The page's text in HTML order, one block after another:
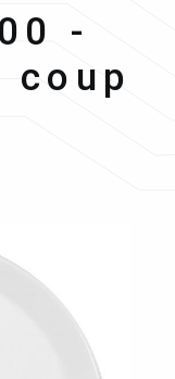
-